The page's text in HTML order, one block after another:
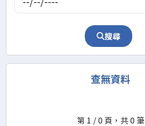
搜尋
查無資料
第 1 /0頁，共0筆